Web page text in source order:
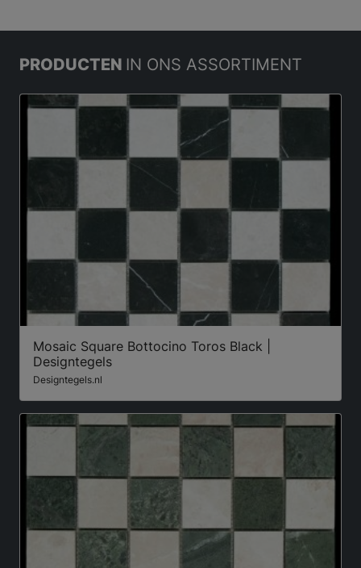
PRODUCTEN IN ONS ASSORTIMENT
Mosaic Square Bottocino Toros Black |
Designtegels
Designtegels.nl